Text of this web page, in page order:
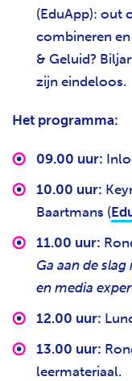
(EduApp): out
combineren
& Geluid?
zijn eindeloos.
Het programma:
09.00 uur:
10.00 uur:
Baartmans (
11.00 uur:
Ga aan de
en media
12.00 uur:
13.00 uur:
leermateriaal.